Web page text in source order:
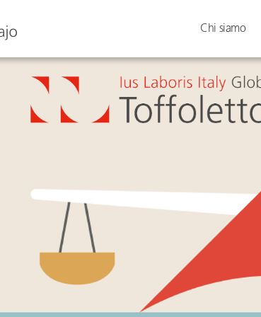
Chi siamo